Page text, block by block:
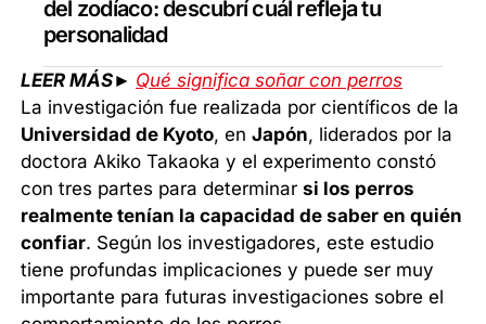
del zodíaco: descubrí cuál refleja tu
personalidad
LEER MÁS► Qué significa soñar con perros
La investigación fue realizada por científicos de la
Universidad de Kyoto, enJapón, liderados por la
doctora Akiko Takaoka y el experimento constó
con tres partes para determinarsi los perros
realmente tenían la capacidad de saber en quién
confiar. Según los investigadores, este estudio
tiene profundas implicaciones y puede ser muy
importante para futuras investigaciones sobre el